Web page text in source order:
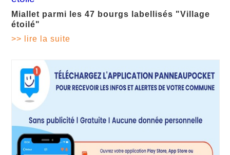
Miallet parmi les 47 bourgs labellisés "Village
étoilé"
>> lire la suite